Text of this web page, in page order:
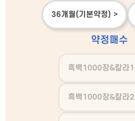
36개월(기본약정) >
약정매수
흑백1000장&칼라
흑백1000장&칼라